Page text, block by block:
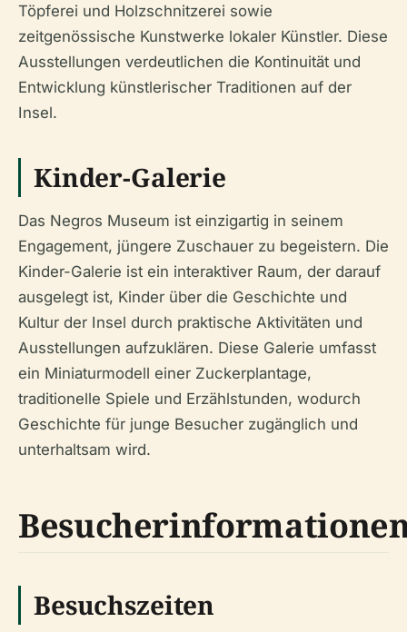
Töpferei und Holzschnitzerei sowie
zeitgenössische Kunstwerke lokaler Künstler. Diese
Ausstellungen verdeutlichen die Kontinuität und
Entwicklung künstlerischer Traditionen auf der
Insel.
Kinder-Galerie
Das Negros Museum ist einzigartig in seinem
Engagement, jüngere Zuschauer zu begeistern. Die
Kinder-Galerie ist ein interaktiver Raum, der darauf
ausgelegt ist, Kinder über die Geschichte und
Kultur der Insel durch praktische Aktivitäten und
Ausstellungen aufzuklären. Diese Galerie umfasst
ein Miniaturmodell einer Zuckerplantage,
traditionelle Spiele und Erzählstunden, wodurch
Geschichte für junge Besucher zugänglich und
unterhaltsam wird.
Besuchszeiten